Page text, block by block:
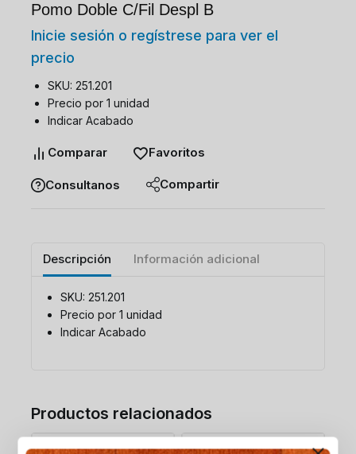
Pomo Doble C/Fil Despl B
Inicie sesión o regístrese para ver el
precio
SKU: 251.201
Precio por 1 unidad
Indicar Acabado
Comparar Favoritos
Consultanos Compartir
Descripción Información adicional
SKU: 251.201
Precio por 1 unidad
Indicar Acabado
Productos relacionados